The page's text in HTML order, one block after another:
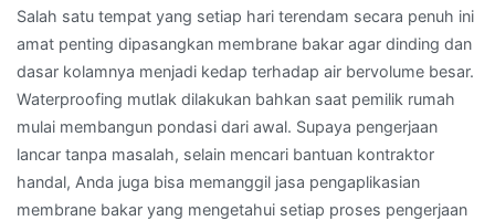
Salah satu tempat yang setiap hari terendam secara penuh ini
amat penting dipasangkan membrane bakar agar dinding dan
dasar kolamnya menjadi kedap terhadap air bervolume besar.
Waterproofing mutlak dilakukan bahkan saat pemilik rumah
mulai membangun pondasi dari awal. Supaya pengerjaan
lancar tanpa masalah, selain mencari bantuan kontraktor
handal, Anda juga bisa memanggil jasa pengaplikasian
membrane bakar yang mengetahui setiap proses pengerjaan